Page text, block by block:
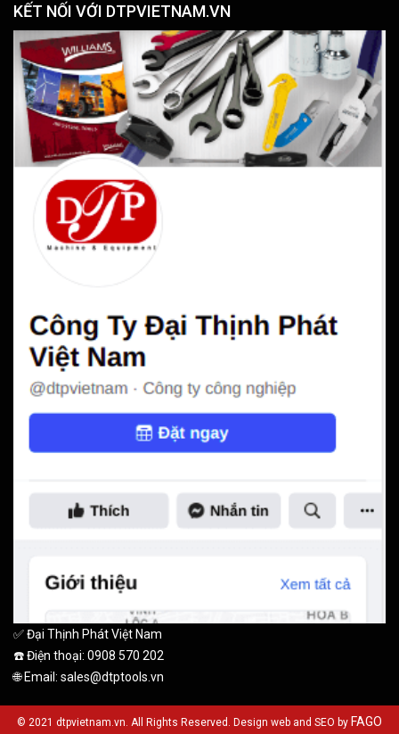
KẾT NỐI VỚI DTPVIETNAM.VN
✅ Đại Thịnh Phát Việt Nam
☎️ Điện thoại: 0908 570 202
🌐 Email: sales@dtptools.vn
© 2021 dtpvietnam.vn. All Rights Reserved. Design web and SEO by FAGO